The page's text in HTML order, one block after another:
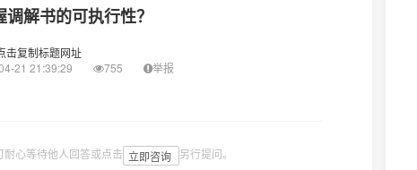
解书的可执行性？
击复制标题网址
21 21:39:29 755 举报
心等待他人回答或点击 立即咨询 另行提问。